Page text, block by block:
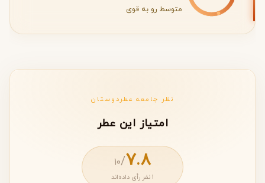
متوسط رو به قوی
نظر جامعه عطردوستان
امتیاز این عطر
7.8
/۱۰
1 نفر رأی داده‌اند